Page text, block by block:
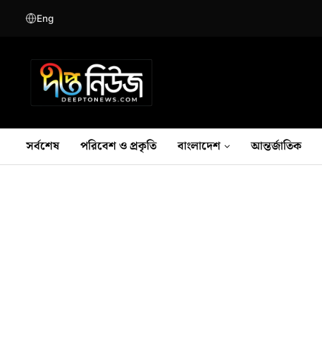
Eng
সর্বশেষ পরিবেশ ও প্রকৃতি বাংলাদেশ আন্তর্জাতিক